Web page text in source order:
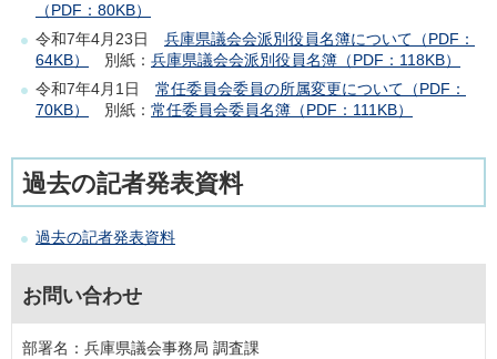
（PDF：80KB）
令和7年4月23日 兵庫県議会会派別役員名簿について（PDF：
64KB）
別紙： 兵庫県議会会派別役員名簿（PDF：118KB）
令和7年4月1日 常任委員会委員の所属変更について（PDF：
70KB）
別紙： 常任委員会委員名簿（PDF：111KB）
過去の記者発表資料
過去の記者発表資料
お問い合わせ
部署名：兵庫県議会事務局 調査課